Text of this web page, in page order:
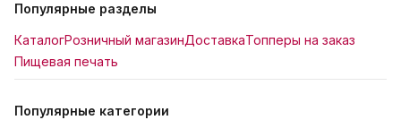
Популярные разделы
КаталогРозничный магазинДоставкаТопперы на заказ
Пищевая печать
Популярные категории